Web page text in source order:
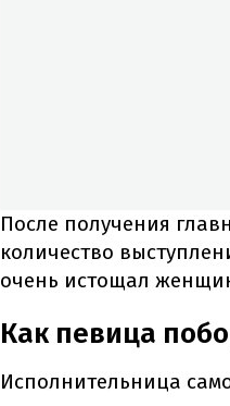
После получения
количество
очень истощал
Как певица
Исполнительница